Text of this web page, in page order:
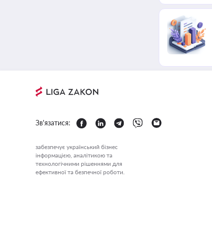
Зв'язатися:
забезпечує український бізнес
інформацією, аналітикою та
технологічними рішеннями для
ефективної та безпечної роботи.